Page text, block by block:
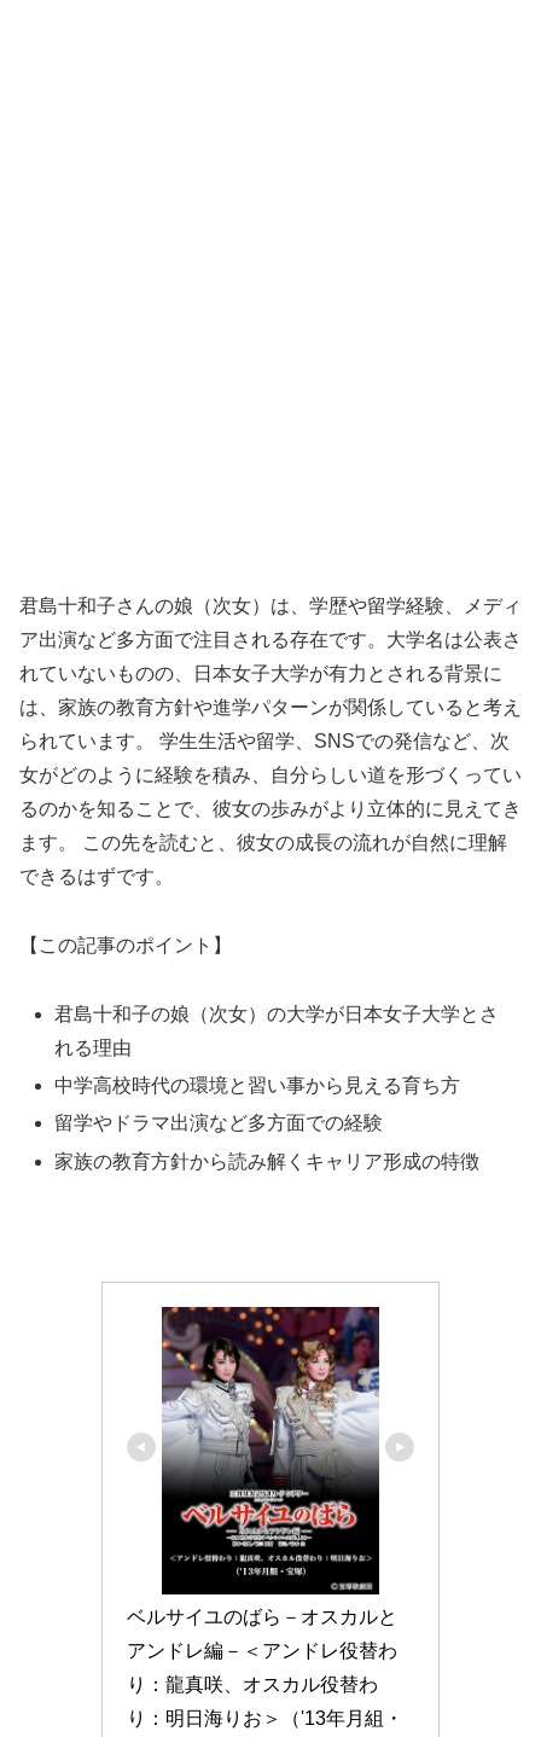
君島十和子さんの娘（次女）は、学歴や留学経験、メディ
ア出演など多方面で注目される存在です。大学名は公表さ
れていないものの、日本女子大学が有力とされる背景に
は、家族の教育方針や進学パターンが関係していると考え
られています。 学生生活や留学、SNSでの発信など、次
女がどのように経験を積み、自分らしい道を形づくってい
るのかを知ることで、彼女の歩みがより立体的に見えてき
ます。 この先を読むと、彼女の成長の流れが自然に理解
できるはずです。
【この記事のポイント】
君島十和子の娘（次女）の大学が日本女子大学とさ
れる理由
中学高校時代の環境と習い事から見える育ち方
留学やドラマ出演など多方面での経験
家族の教育方針から読み解くキャリア形成の特徴
ベルサイユのばら－オスカルと
アンドレ編－＜アンドレ役替わ
り：龍真咲、オスカル役替わ
り：明日海りお＞（'13年月組・